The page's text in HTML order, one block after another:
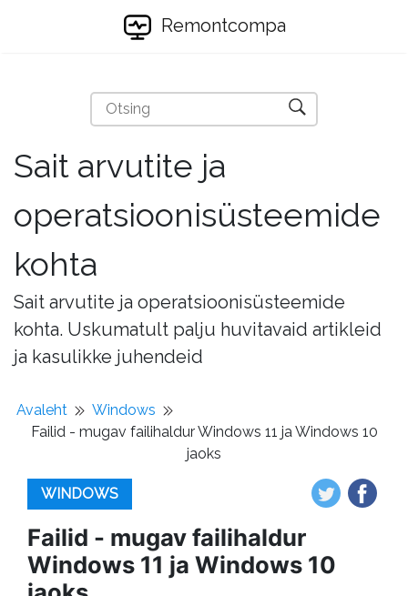
Remontcompa
Sait arvutite ja
operatsioonisüsteemide
kohta
Sait arvutite ja operatsioonisüsteemide
kohta. Uskumatult palju huvitavaid artikleid
ja kasulikke juhendeid
Avaleht
Windows
Failid - mugav failihaldur Windows 11 ja Windows 10
jaoks
WINDOWS
Failid - mugav failihaldur
Windows 11 ja Windows 10